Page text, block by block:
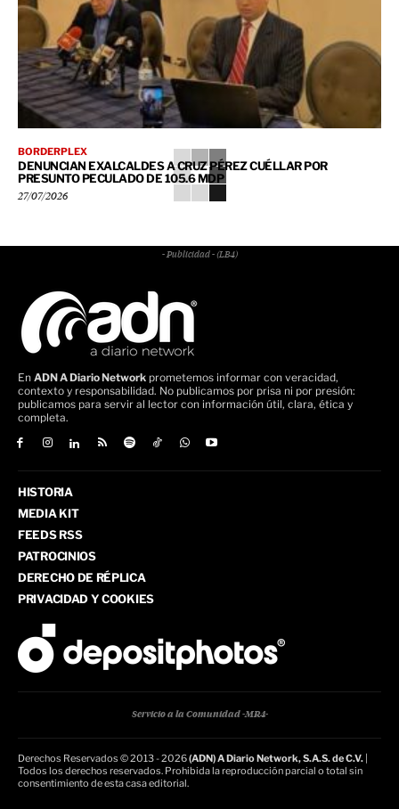
BORDERPLEX
DENUNCIAN EXALCALDES A CRUZ PÉREZ CUÉLLAR POR
PRESUNTO PECULADO DE 105.6 MDP
27/07/2026
- Publicidad - (LB4)
En ADN A Diario Network prometemos informar con veracidad,
contexto y responsabilidad. No publicamos por prisa ni por presión:
publicamos para servir al lector con información útil, clara, ética y
completa.
HISTORIA
MEDIA KIT
FEEDS RSS
PATROCINIOS
DERECHO DE RÉPLICA
PRIVACIDAD Y COOKIES
Servicio a la Comunidad -MR4-
Derechos Reservados © 2013 - 2026(ADN) A Diario Network, S.A.S. de C.V.
Todos los derechos reservados. Prohibida la reproducción parcial o total sin
consentimiento de esta casa editorial.